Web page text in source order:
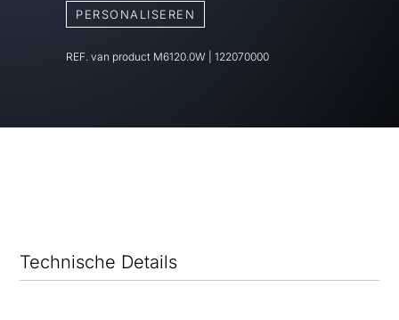
PERSONALISEREN
REF. van product M6120.0W 122070000
Technische Details